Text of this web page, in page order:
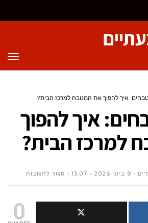
איך להפוך את המטבח למרכז הבית?
איך להפוך
למרכז הבית?
9 ביוני 2026 13:07 סגור לתגובותעל
מטבחים:
0